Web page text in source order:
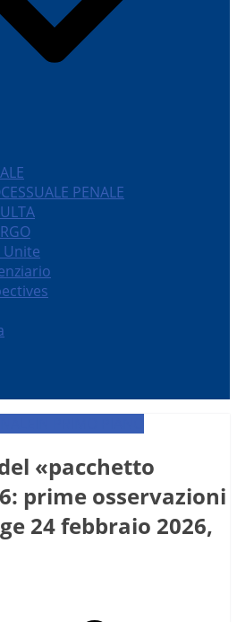
PENALE
Unite
«pacchetto
prime osservazioni
24 febbraio 2026,